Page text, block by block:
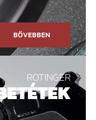
BŐVEBBEN
ROTINGER